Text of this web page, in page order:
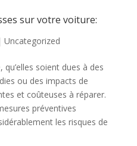
sur votre voiture:
Uncategorized
soient dues à des
ou des impacts de
et coûteuses à réparer.
préventives
les risques de